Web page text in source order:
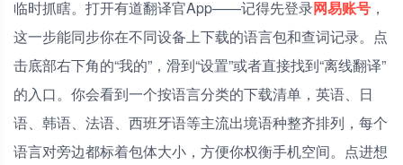
临时抓瞎。打开有道翻译官App——记得先登录网易账号 ，
这一步能同步你在不同设备上下载的语言包和查词记录。点
击底部右下角的“我的”，滑到“设置”或者直接找到“离线翻译”
的入口。你会看到一个按语言分类的下载清单，英语、日
语、韩语、法语、西班牙语等主流出境语种整齐排列，每个
语言对旁边都标着包体大小，方便你权衡手机空间。点进想